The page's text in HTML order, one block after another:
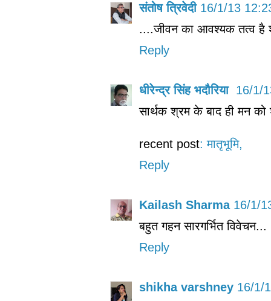
संतोष त्रिवेदी 16/1/13
....जीवन का आवश्यक तत्व है
Reply
धीरेन्द्र सिंह भदौरिया 16/1/
सार्थक श्रम के बाद ही मन
recent post: मातृभूमि,
Reply
Kailash Sharma 16/1/
बहुत गहन सारगर्भित विवेचन...
Reply
shikha varshney 16/1/